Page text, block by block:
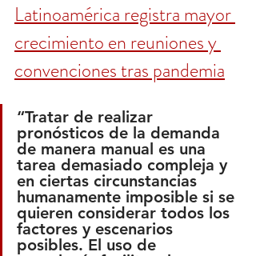
Latinoamérica registra mayor
crecimiento en reuniones y
convenciones tras pandemia
“Tratar de realizar
pronósticos de la demanda
de manera manual es una
tarea demasiado compleja y
en ciertas circunstancias
humanamente imposible si se
quieren considerar todos los
factores y escenarios
posibles. El uso de